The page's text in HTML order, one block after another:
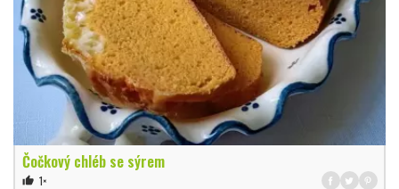
Čočkový chléb se sýrem
thumb_up 1×